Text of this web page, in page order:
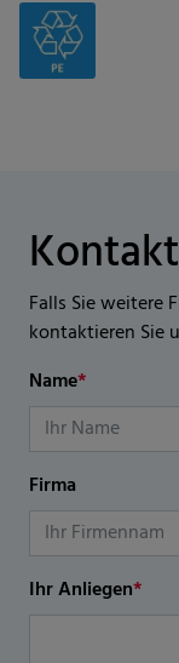
Falls Sie weitere
kontaktieren Sie
Name*
Firma
Ihr Anliegen*